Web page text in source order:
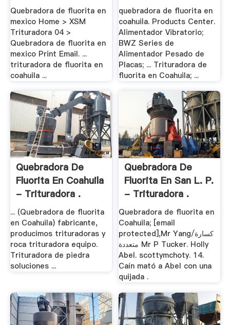
Quebradora de fluorita en
mexico Home > XSM
Trituradora 04 >
Quebradora de fluorita en
mexico Print Email. ...
trituradora de fluorita en
coahuila ...
quebradora de fluorita en
coahuila. Products Center.
Alimentador Vibratorio;
BWZ Series de
Alimentador Pesado de
Placas; ... Trituradora de
fluorita en Coahuila; ...
Quebradora De
Fluorita En Coahuila
- Trituradora .
... (Quebradora de fluorita
en Coahuila) fabricante,
producimos trituradoras y
roca trituradora equipo.
Trituradora de piedra
soluciones ...
Quebradora De
Fluorita En San L. P.
- Trituradora .
Quebradora de fluorita en
Coahuila; [email
protected],Mr Yang/كسارة
متعددة Mr P Tucker. Holly
Abel. scottymchoty. 14.
Caín mató a Abel con una
quijada .